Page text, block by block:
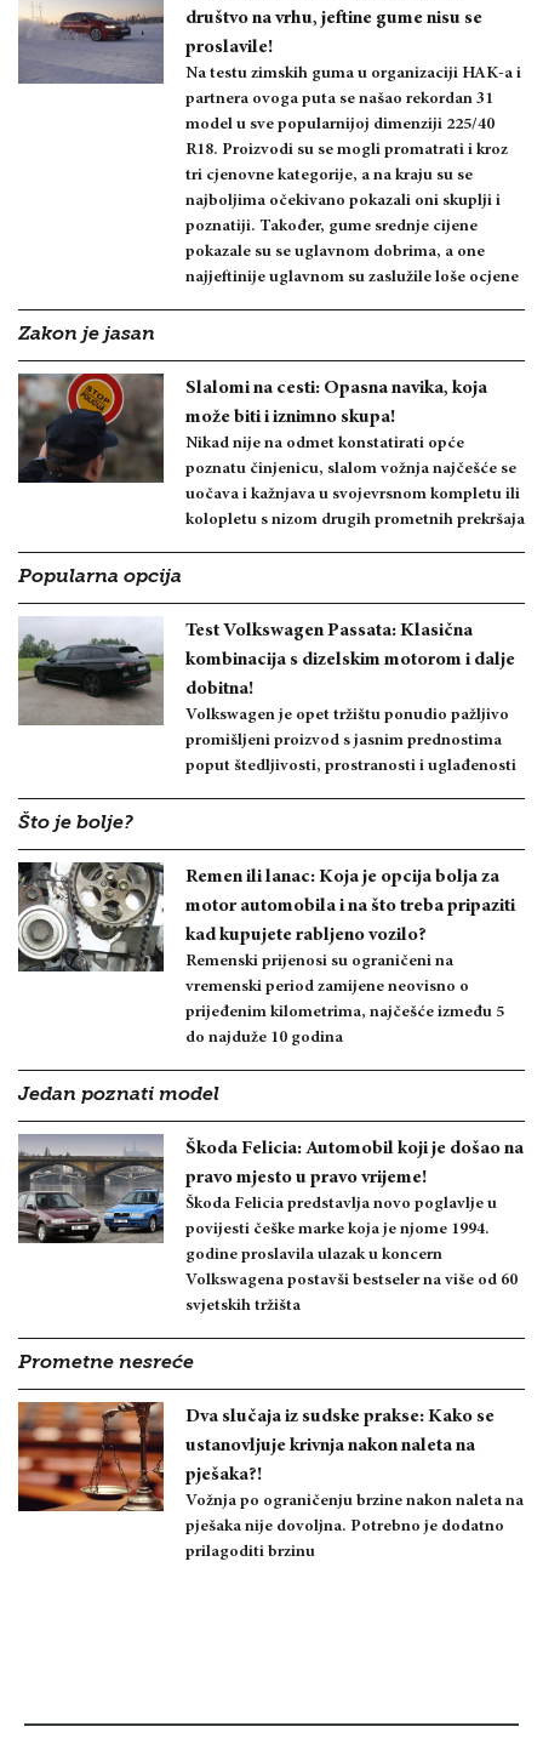
društvo na vrhu, jeftine gume nisu se
proslavile!
Na testu zimskih guma u organizaciji HAK-a i
partnera ovoga puta se našao rekordan 31
model u sve popularnijoj dimenziji 225/40
R18. Proizvodi su se mogli promatrati i kroz
tri cjenovne kategorije, a na kraju su se
najboljima očekivano pokazali oni skuplji i
poznatiji. Također, gume srednje cijene
pokazale su se uglavnom dobrima, a one
najjeftinije uglavnom su zaslužile loše ocjene
Zakon je jasan
Slalomi na cesti: Opasna navika, koja
može biti i iznimno skupa!
Nikad nije na odmet konstatirati opće
poznatu činjenicu, slalom vožnja najčešće se
uočava i kažnjava u svojevrsnom kompletu ili
kolopletu s nizom drugih prometnih prekršaja
Popularna opcija
Test Volkswagen Passata: Klasična
kombinacija s dizelskim motorom i dalje
dobitna!
Volkswagen je opet tržištu ponudio pažljivo
promišljeni proizvod s jasnim prednostima
poput štedljivosti, prostranosti i uglađenosti
Što je bolje?
Remen ili lanac: Koja je opcija bolja za
motor automobila i na što treba pripaziti
kad kupujete rabljeno vozilo?
Remenski prijenosi su ograničeni na
vremenski period zamijene neovisno o
prijeđenim kilometrima, najčešće između 5
do najduže 10 godina
Jedan poznati model
Škoda Felicia: Automobil koji je došao na
pravo mjesto u pravo vrijeme!
Škoda Felicia predstavlja novo poglavlje u
povijesti češke marke koja je njome 1994.
godine proslavila ulazak u koncern
Volkswagena postavši bestseler na više od 60
svjetskih tržišta
Prometne nesreće
Dva slučaja iz sudske prakse: Kako se
ustanovljuje krivnja nakon naleta na
pješaka?!
Vožnja po ograničenju brzine nakon naleta na
pješaka nije dovoljna. Potrebno je dodatno
prilagoditi brzinu